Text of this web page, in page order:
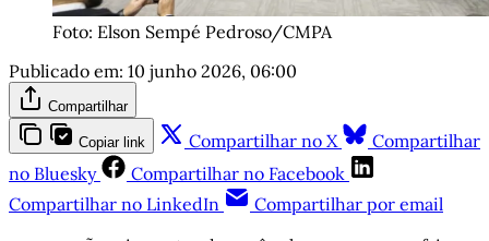
Foto: Elson Sempé Pedroso/CMPA
Publicado em: 10 junho 2026, 06:00
Compartilhar
Copiar link Compartilhar no X
Compartilhar
no Bluesky
Compartilhar no Facebook
Compartilhar no LinkedIn
Compartilhar por email